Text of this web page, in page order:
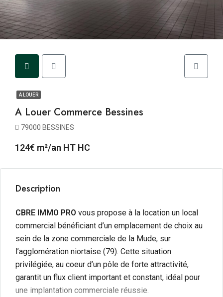
A LOUER
A Louer Commerce Bessines
79000 BESSINES
124€ m²/an HT HC
Description
CBRE IMMO PRO vous propose à la location un local
commercial bénéficiant d’un emplacement de choix au
sein de la zone commerciale de la Mude, sur
l’agglomération niortaise (79). Cette situation
privilégiée, au coeur d’un pôle de forte attractivité,
garantit un flux client important et constant, idéal pour
une implantation commerciale réussie.